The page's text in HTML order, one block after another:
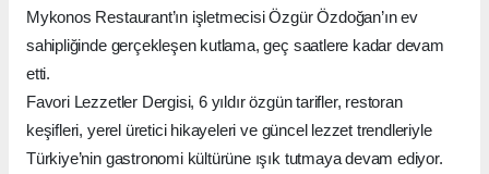
Mykonos Restaurant’ın işletmecisi Özgür Özdoğan’ın ev
sahipliğinde gerçekleşen kutlama, geç saatlere kadar devam
etti.
Favori Lezzetler Dergisi, 6 yıldır özgün tarifler, restoran
keşifleri, yerel üretici hikayeleri ve güncel lezzet trendleriyle
Türkiye’nin gastronomi kültürüne ışık tutmaya devam ediyor.